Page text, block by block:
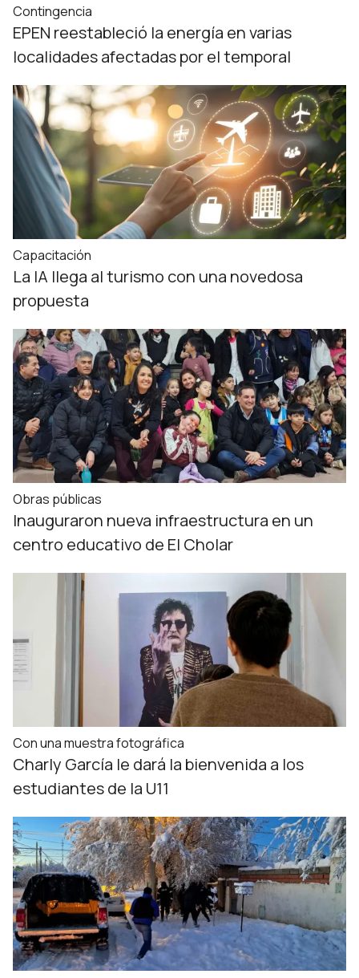
Contingencia
EPEN reestableció la energía en varias
localidades afectadas por el temporal
Capacitación
La IA llega al turismo con una novedosa
propuesta
Obras públicas
Inauguraron nueva infraestructura en un
centro educativo de El Cholar
Con una muestra fotográfica
Charly García le dará la bienvenida a los
estudiantes de la U11